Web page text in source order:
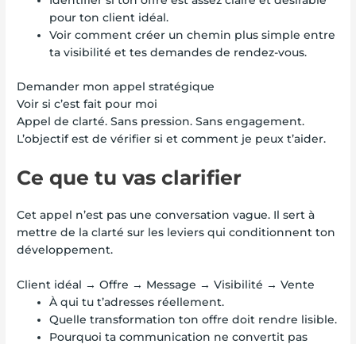
pour ton client idéal.
Voir comment créer un chemin plus simple entre
ta visibilité et tes demandes de rendez-vous.
Demander mon appel stratégique
Voir si c’est fait pour moi
Appel de clarté. Sans pression. Sans engagement.
L’objectif est de vérifier si et comment je peux t’aider.
Ce que tu vas clarifier
Cet appel n’est pas une conversation vague. Il sert à
mettre de la clarté sur les leviers qui conditionnent ton
développement.
Client idéal → Offre → Message → Visibilité → Vente
À qui tu t’adresses réellement.
Quelle transformation ton offre doit rendre lisible.
Pourquoi ta communication ne convertit pas